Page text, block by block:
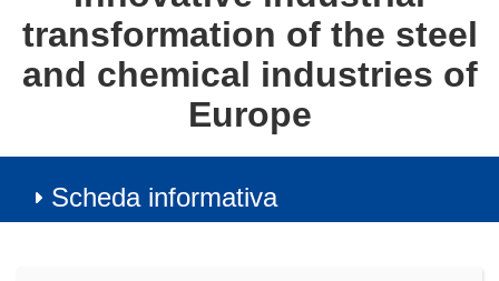
transformation of the steel
and chemical industries of
Europe
Scheda informativa